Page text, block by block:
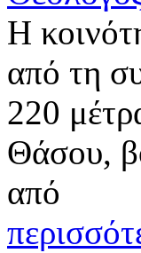
Η
από τη
220
Θάσου,
από